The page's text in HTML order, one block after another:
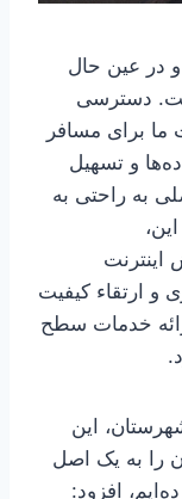
در عین حال
دسترسی
ما برای مسافر
و تسهیل
به راحتی به
اینترنت
ارتقاء کیفیت
خدمات سطح
این
آن را به یک اصل
افزود: